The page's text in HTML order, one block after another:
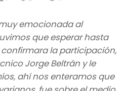
emocionada al
que esperar hasta
la participación,
Jorge Beltrán y le
ahí nos enteramos que